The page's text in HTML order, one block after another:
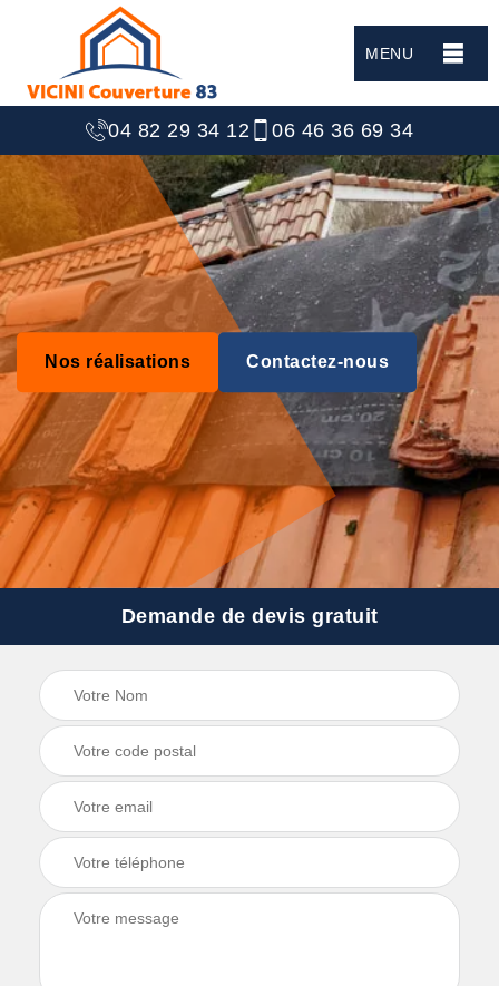
MENU
04 82 29 34 12 06 46 36 69 34
Nos réalisations Contactez-nous
Demande de devis gratuit